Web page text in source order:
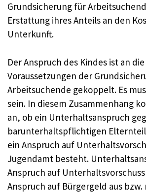
Grundsicherung für
Erstattung ihres Anteils an den
Unterkunft.
Der Anspruch des Kindes ist an
Voraussetzungen der
Arbeitsuchende gekoppelt. Es
sein. In diesem Zusammenhang
an, ob ein Unterhaltsanspruch
barunterhaltspflichtigen
ein Anspruch auf
Jugendamt besteht.
Anspruch auf
Anspruch auf Bürgergeld aus